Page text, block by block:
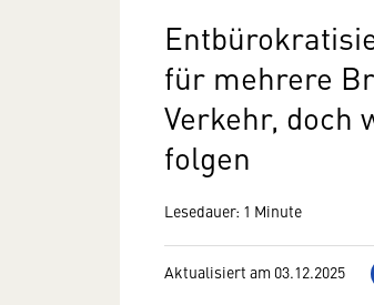
für mehrere
Verkehr, doch
folgen
Lesedauer: 1 Minute
Aktualisiert am 03.12.2025